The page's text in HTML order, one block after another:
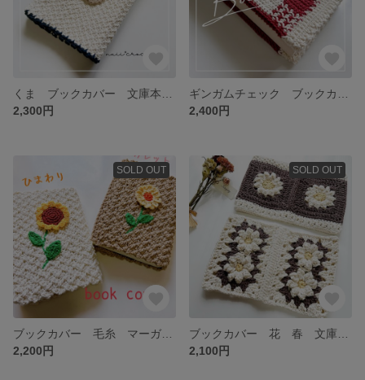
2,300円
2,400円
SOLD OUT
2,200円
SOLD OUT
2,100円